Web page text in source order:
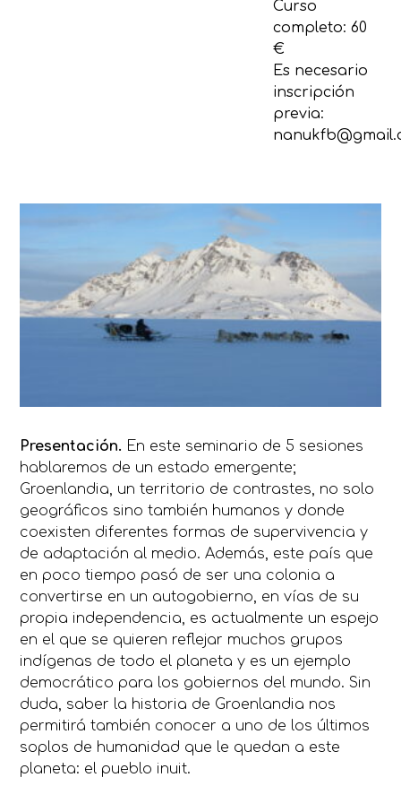
Curso
completo: 60
€
Es necesario
inscripción
previa:
Presentación. En este seminario de 5 sesiones
hablaremos de un estado emergente;
Groenlandia, un territorio de contrastes, no solo
geográficos sino también humanos y donde
coexisten diferentes formas de supervivencia y
de adaptación al medio. Además, este país que
en poco tiempo pasó de ser una colonia a
convertirse en un autogobierno, en vías de su
propia independencia, es actualmente un espejo
en el que se quieren reflejar muchos grupos
indígenas de todo el planeta y es un ejemplo
democrático para los gobiernos del mundo. Sin
duda, saber la historia de Groenlandia nos
permitirá también conocer a uno de los últimos
soplos de humanidad que le quedan a este
planeta: el pueblo inuit.